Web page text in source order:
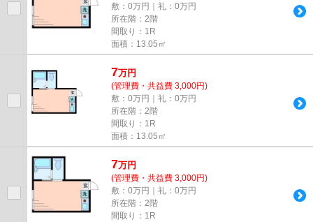
敷：0万円｜礼：0万円
所在階：2階
間取り：1R
面積：13.05㎡
7万円
(管理費・共益費 3,000円)
敷：0万円｜礼：0万円
所在階：2階
間取り：1R
面積：13.05㎡
7万円
(管理費・共益費 3,000円)
敷：0万円｜礼：0万円
所在階：2階
間取り：1R